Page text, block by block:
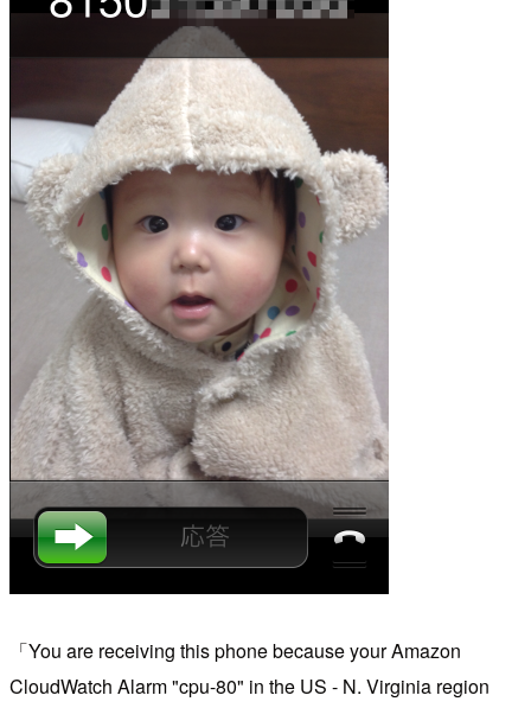
「You are receiving this phone because your Amazon
CloudWatch Alarm "cpu-80" in the US - N. Virginia region